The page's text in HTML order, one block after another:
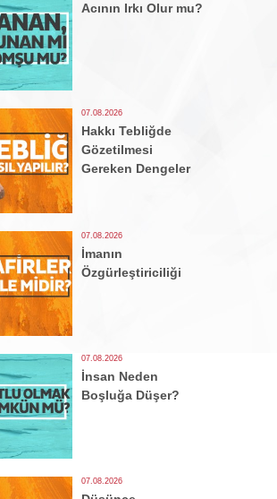
Acının Irkı Olur mu?
07.08.2026
Hakkı Tebliğde
Gözetilmesi
Gereken Dengeler
07.08.2026
İmanın
Özgürleştiriciliği
07.08.2026
İnsan Neden
Boşluğa Düşer?
07.08.2026